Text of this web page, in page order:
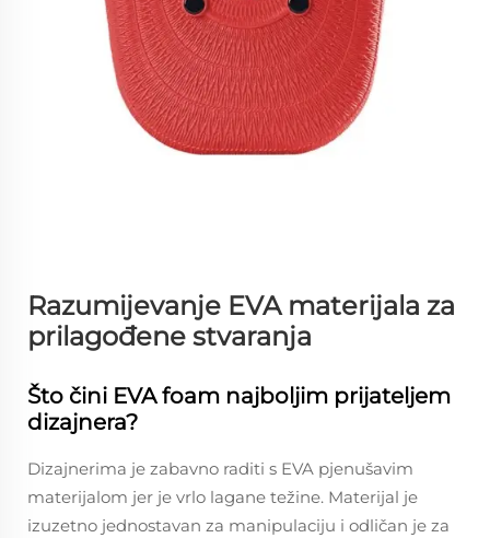
Razumijevanje EVA materijala za
prilagođene stvaranja
Što čini EVA foam najboljim prijateljem
dizajnera?
Dizajnerima je zabavno raditi s EVA pjenušavim
materijalom jer je vrlo lagane težine. Materijal je
izuzetno jednostavan za manipulaciju i odličan je za